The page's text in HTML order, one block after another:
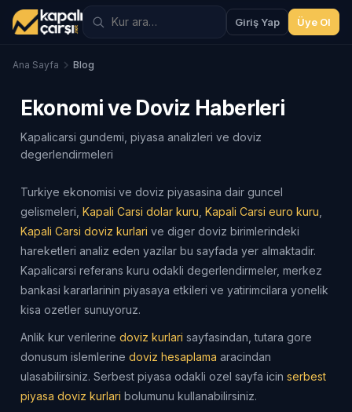
Giriş Yap Üye Ol
Ana Sayfa Blog
Ekonomi ve Doviz Haberleri
Kapalicarsi gundemi, piyasa analizleri ve doviz
degerlendirmeleri
Turkiye ekonomisi ve doviz piyasasina dair guncel
gelismeleri, Kapali Carsi dolar kuru Kapali Carsi euro kuru
Kapali Carsi doviz kurlari ve diger doviz birimlerindeki
hareketleri analiz eden yazilar bu sayfada yer almaktadir.
Kapalicarsi referans kuru odakli degerlendirmeler, merkez
bankasi kararlarinin piyasaya etkileri ve yatirimcilara yonelik
kisa ozetler sunuyoruz.
Anlik kur verilerine doviz kurlari sayfasindan, tutara gore
donusum islemlerine doviz hesaplama aracindan
ulasabilirsiniz. Serbest piyasa odakli ozel sayfa icin serbest
piyasa doviz kurlari bolumunu kullanabilirsiniz.